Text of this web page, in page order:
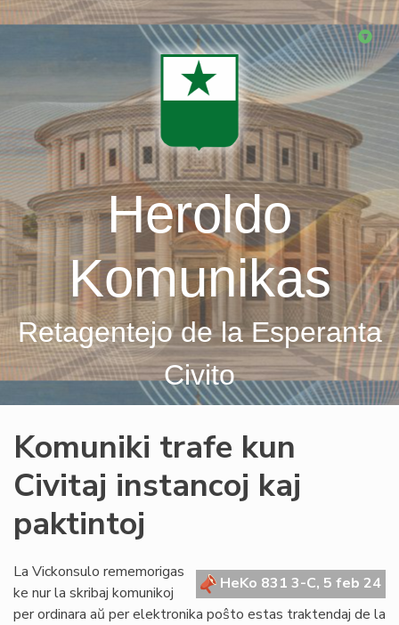
Skip
Heroldo
Komunikas
Retagentejo de la Esperanta
Civito
Komuniki trafe kun
Civitaj instancoj kaj
paktintoj
HeKo 831 3-C, 5 feb 24
La Vickonsulo rememorigas
ke nur la skribaj komunikoj
per ordinara aŭ per elektronika poŝto estas traktendaj de la